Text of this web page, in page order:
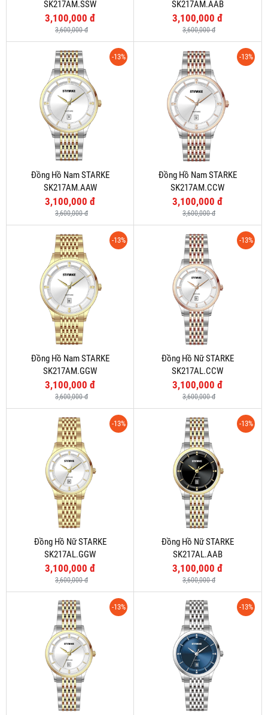
SK217AM.SSW
3,100,000 đ
3,600,000 đ
SK217AM.AAB
3,100,000 đ
3,600,000 đ
-13%
Đồng Hồ Nam STARKE
SK217AM.AAW
3,100,000 đ
3,600,000 đ
-13%
Đồng Hồ Nam STARKE
SK217AM.CCW
3,100,000 đ
3,600,000 đ
-13%
Đồng Hồ Nam STARKE
SK217AM.GGW
3,100,000 đ
3,600,000 đ
-13%
Đồng Hồ Nữ STARKE
SK217AL.CCW
3,100,000 đ
3,600,000 đ
-13%
Đồng Hồ Nữ STARKE
SK217AL.GGW
3,100,000 đ
3,600,000 đ
-13%
Đồng Hồ Nữ STARKE
SK217AL.AAB
3,100,000 đ
3,600,000 đ
-13% -13%